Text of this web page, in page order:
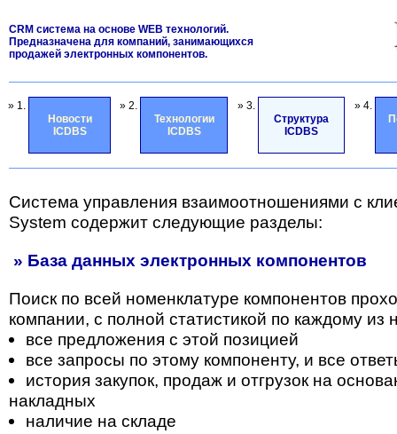
CRM система на основе WEB технологий.
Предназначена для компаний, занимающихся
продажей электронных компонентов.
» 1.
Новости
ICDBS
» 2.
Технологии
ICDBS
» 3.
Структура
ICDBS
» 4.
Система управления взаимоотношениями с
System содержит следующие разделы:
» База данных электронных компонентов
Поиск по всей номенклатуре компонентов
компании, с полной статистикой по каждому из
все предложения с этой позицией
все запросы по этому компоненту, и все
история закупок, продаж и отгрузок на
накладных
наличие на складе